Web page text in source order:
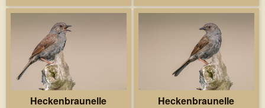
Heckenbraunelle Heckenbraunelle